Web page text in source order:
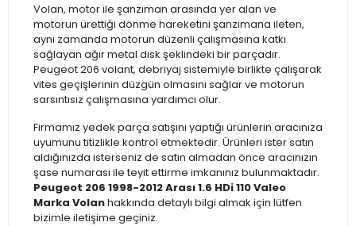
Volan, motor ile şanzıman arasında yer alan ve
motorun ürettiği dönme hareketini şanzımana ileten,
aynı zamanda motorun düzenli çalışmasına katkı
sağlayan ağır metal disk şeklindeki bir parçadır.
Peugeot 206 volant, debriyaj sistemiyle birlikte çalışarak
vites geçişlerinin düzgün olmasını sağlar ve motorun
sarsıntısız çalışmasına yardımcı olur.
Firmamız yedek parça satışını yaptığı ürünlerin aracınıza
uyumunu titizlikle kontrol etmektedir. Ürünleri ister satın
aldığınızda isterseniz de satın almadan önce aracınızın
şase numarası ile teyit ettirme imkanınız bulunmaktadır.
Peugeot 206 1998-2012 Arası 1.6 HDi 110 Valeo
Marka Volanhakkında detaylı bilgi almak için lütfen
bizimle iletişime geçiniz.